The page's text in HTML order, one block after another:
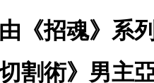
《招魂》系
切割術》男主